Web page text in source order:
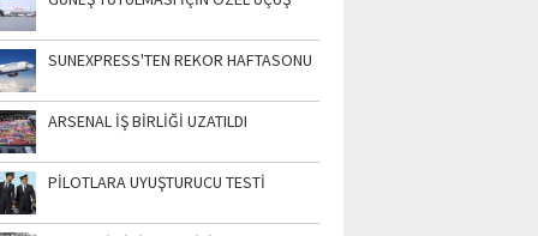
SUNEXPRESS'TEN REKOR HAFTASONU
ARSENAL İŞ BİRLİĞİ UZATILDI
PİLOTLARA UYUŞTURUCU TESTİ